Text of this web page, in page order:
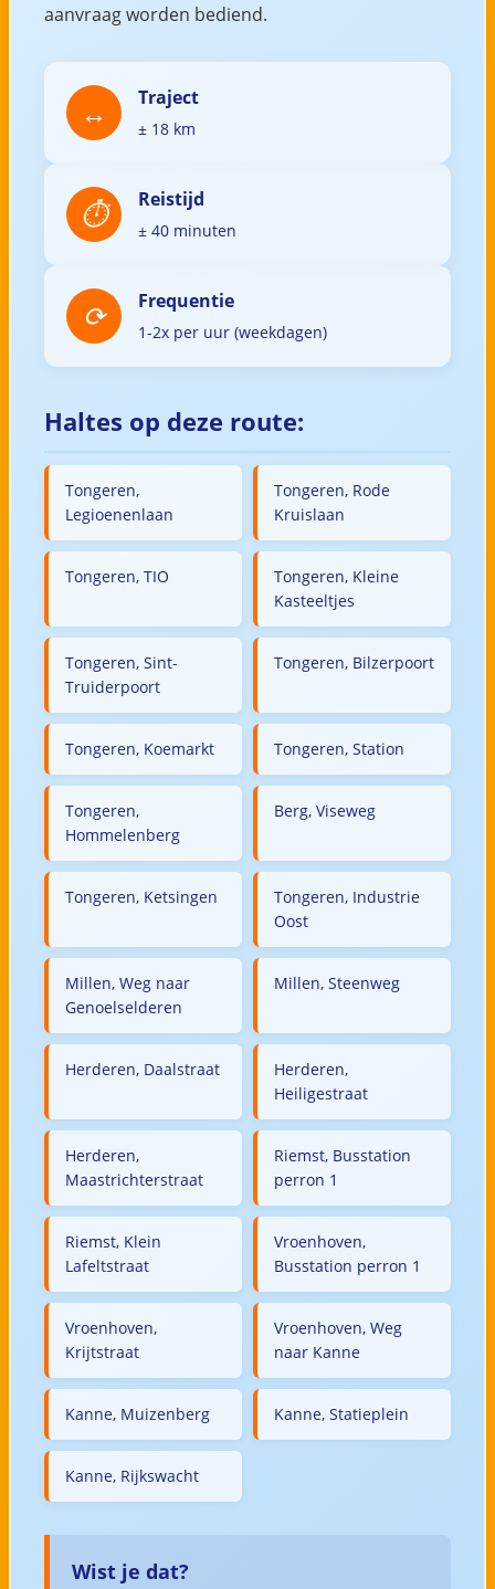
aanvraag worden bediend.
Traject
± 18 km
Reistijd
± 40 minuten
Frequentie
1-2x per uur (weekdagen)
Haltes op deze route:
Tongeren,
Legioenenlaan
Tongeren, Rode
Kruislaan
Tongeren, TIO
Tongeren, Kleine
Kasteeltjes
Tongeren, Sint-
Truiderpoort
Tongeren, Bilzerpoort
Tongeren, Koemarkt Tongeren, Station
Tongeren,
Hommelenberg
Berg, Viseweg
Tongeren, Ketsingen
Tongeren, Industrie
Oost
Millen, Weg naar
Genoelselderen
Millen, Steenweg
Herderen, Daalstraat
Herderen,
Heiligestraat
Herderen,
Maastrichterstraat
Riemst, Busstation
perron 1
Riemst, Klein
Lafeltstraat
Vroenhoven,
Busstation perron 1
Vroenhoven,
Krijtstraat
Vroenhoven, Weg
naar Kanne
Kanne, Muizenberg Kanne, Statieplein
Kanne, Rijkswacht
Wist je dat?